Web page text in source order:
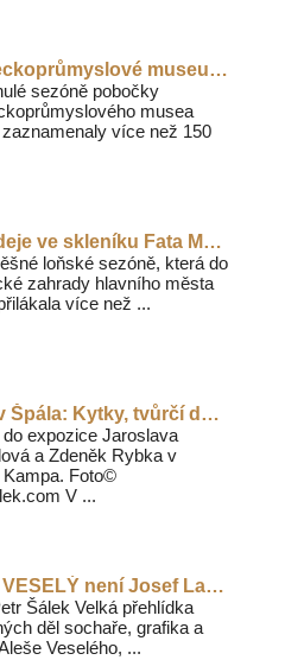
Uměleckoprůmyslové museum představilo program sezóny 2026-2027
sezóně pobočky
musea
více než 150
Orchideje ve skleníku Fata Morgana zahajují letošní sezónu pražské Botanické zahrady
loňské sezóně, která do
zahrady hlavního města
více než ...
Václav Špála: Kytky, tvůrčí dvojice Karoušek – Novák a Kurandová & Rybka – tři výstavy v Museu Kampa
do expozice Jaroslava
a Zdeněk Rybka v
Kampa. Foto©
V ...
ALEŠ VESELÝ není Josef Lada-recenze
Šálek Velká přehlídka
děl sochaře, grafika a
Veselého, ...